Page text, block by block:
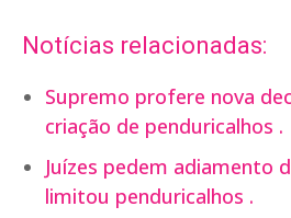
Notícias relacionadas:
Supremo profere nova
criação de penduricalhos .
Juízes pedem adiamento
limitou penduricalhos .